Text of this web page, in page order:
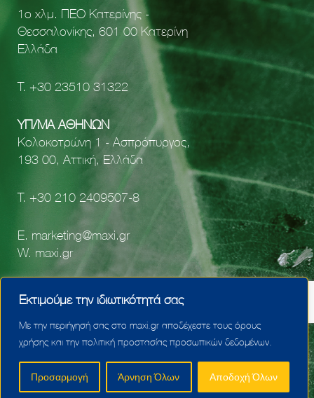
Εκτιμούμε την ιδιωτικότητά σας
Με την περιήγησή σας στο maxi.gr αποδέχεστε τους όρους
χρήσης και την πολιτική προστασίας προσωπικών δεδομένων.
Προσαρμογή Άρνηση Όλων Αποδοχή Όλων
1ο xλμ. ΠΕΟ Κατερίνης -
Θεσσαλονίκης, 601 00 Κατερίνη
Ελλάδα
Τ. +30 23510 31322
ΥΠ/ΜΑ ΑΘΗΝΩΝ
Κολοκοτρώνη 1 - Ασπρόπυργος,
193 00, Αττική, Ελλάδα
Τ. +30 210 2409507-8
E. marketing@maxi.gr
W. maxi.gr
youtube
linkedin